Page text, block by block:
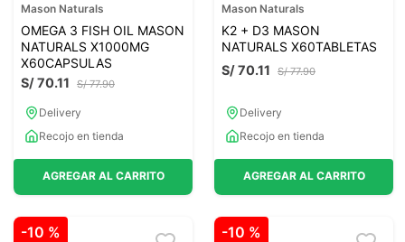
Mason Naturals
OMEGA 3 FISH OIL MASON
NATURALS X1000MG
X60CAPSULAS
S/ 77.90
S/70.11
Delivery
Recojo en tienda
AGREGAR AL CARRITO
Mason Naturals
K2 + D3 MASON
NATURALS X60TABLETAS
S/ 77.90
S/70.11
Delivery
Recojo en tienda
AGREGAR AL CARRITO
-10 % -10 %